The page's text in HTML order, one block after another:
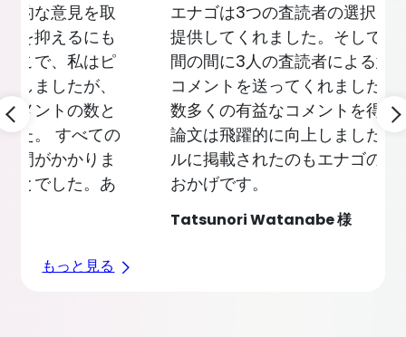
エナゴは3つの査読者の選択オプションを
提供してくれました。そして、わずか7日
間の間に3人の査読者による意見と詳細な
コメントを送ってくれました。短期間に
数多くの有益なコメントを得られ、私の
論文は飛躍的に向上しました。ジャーナ
ルに掲載されたのもエナゴのサポートの
おかげです。
Tatsunori Watanabe 様